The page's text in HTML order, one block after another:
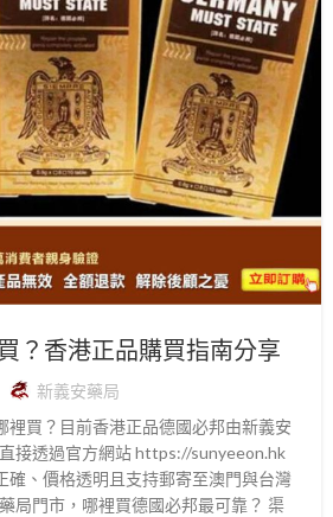
？香港正品購買指南分享
新義安藥局
裡買？目前香港正品德國必邦由新義安
接透過官方網站 https://sunyeeon.hk
確、價格透明且支持郵寄至澳門與台灣
局門市，哪裡買德國必邦最可靠？ 渠